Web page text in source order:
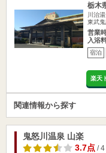
栃木
川治
東武
営業
入浴
宿泊
楽天
関連情報から探す
鬼怒川温泉 山楽
3.7点/ 4